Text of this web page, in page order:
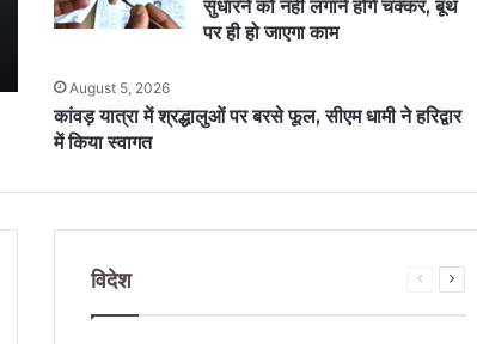
सुधारने को नहीं लगाने होंगे चक्कर, बूथ
पर ही हो जाएगा काम
August 5, 2026
कांवड़ यात्रा में श्रद्धालुओं पर बरसे फूल, सीएम धामी ने हरिद्वार
में किया स्वागत
विदेश
Previous
Next